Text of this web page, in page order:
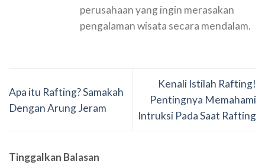
perusahaan yang ingin merasakan
pengalaman wisata secara mendalam.
Apa itu Rafting? Samakah
Dengan Arung Jeram
Kenali Istilah Rafting!
Pentingnya Memahami
Intruksi Pada Saat Rafting
Tinggalkan Balasan